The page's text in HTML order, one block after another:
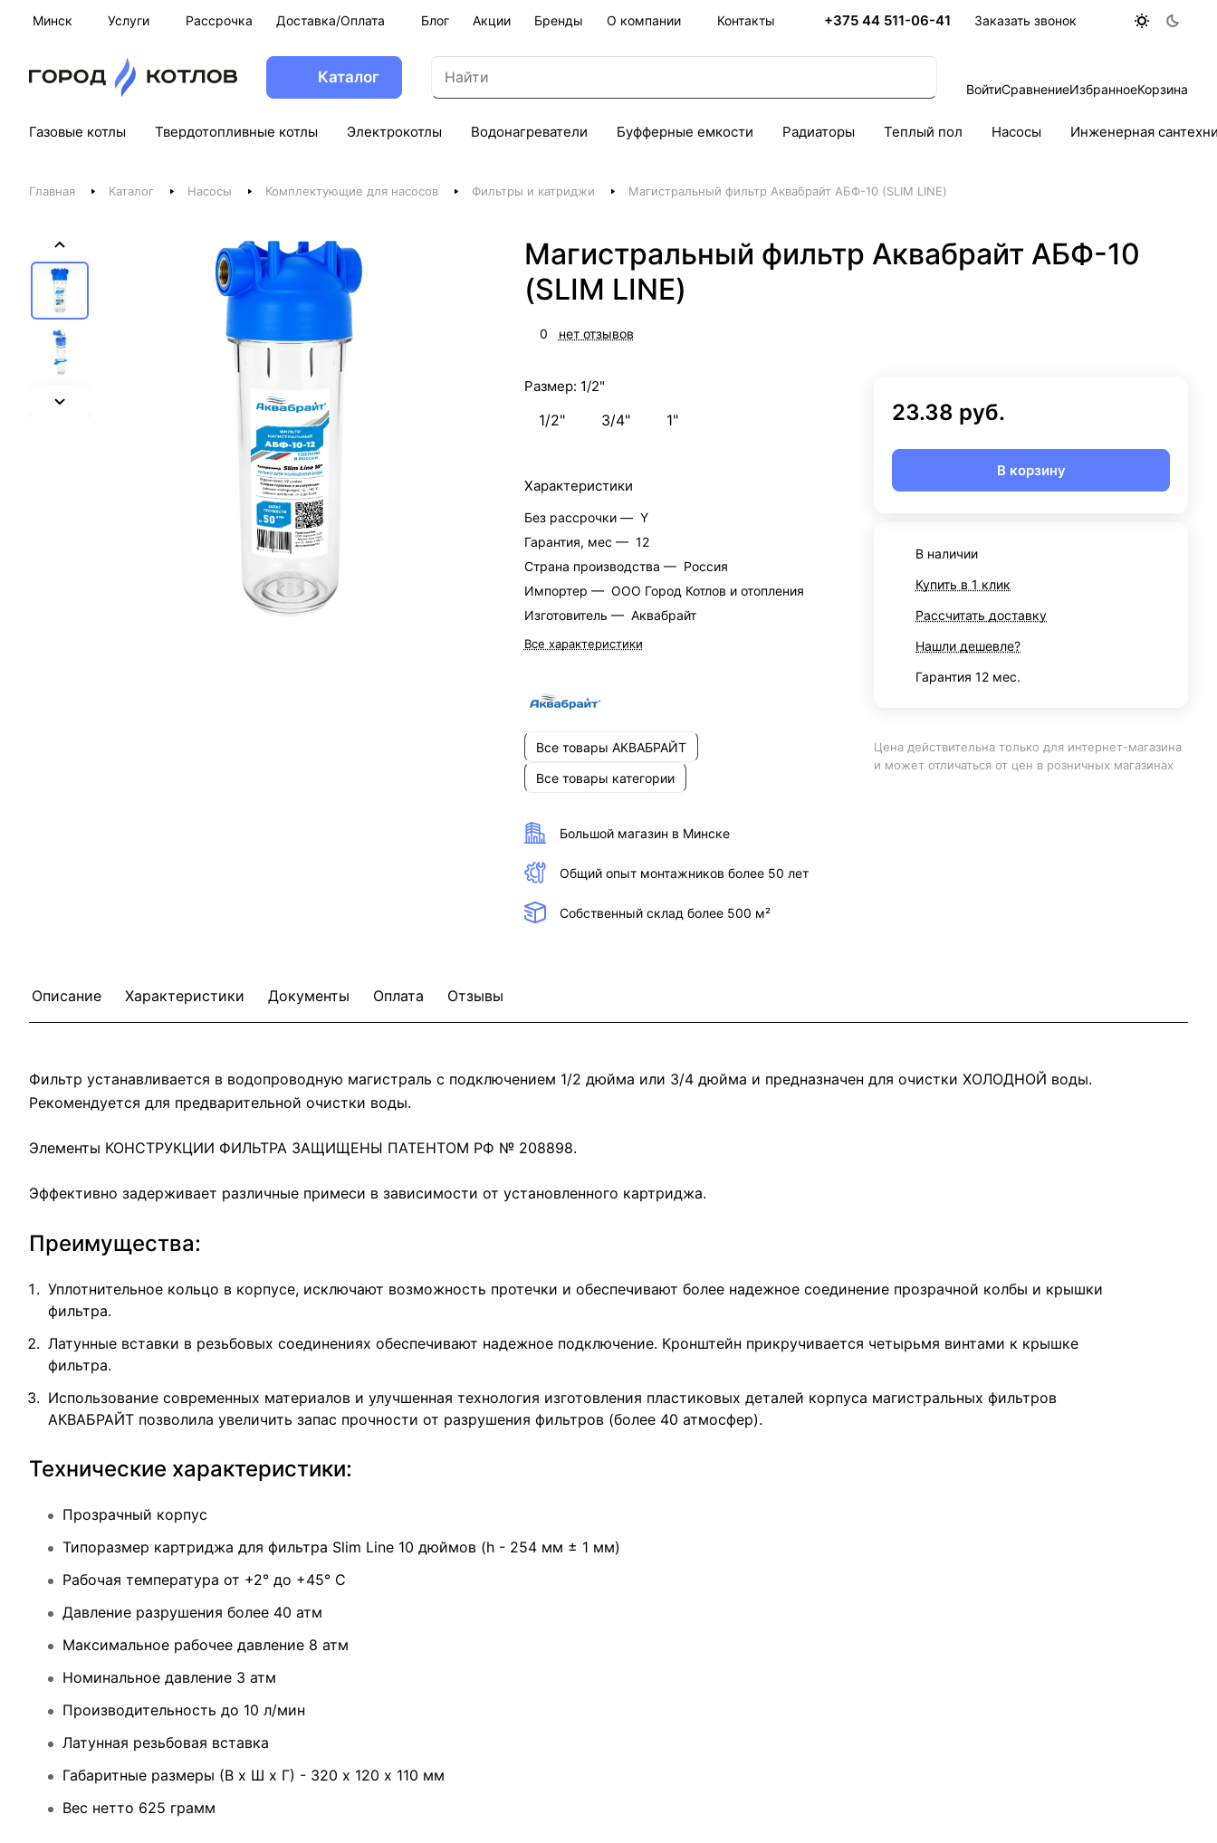
Минск Услуги Рассрочка Доставка/Оплата Блог Акции Бренды О компании Контакты +375 44 511-06-41 Заказать звонок
Каталог
ВойтиСравнениеИзбранноеКорзина
Газовые котлы Твердотопливные котлы Электрокотлы Водонагреватели Буфферные емкости Радиаторы Теплый пол Насосы Инженерная
Главная Каталог Насосы Комплектующие для насосов Фильтры и катриджи Магистральный фильтр Аквабрайт АБФ-10 (SLIM LINE)
Магистральный фильтр Аквабрайт АБФ-10
(SLIM LINE)
0 нет отзывов
Размер: 1/2"
1/2" 3/4" 1"
Характеристики
Без рассрочки — Y
Гарантия, мес — 12
Страна производства — Россия
Импортер — ООО Город Котлов и отопления
Изготовитель — Аквабрайт
Все характеристики
Все товары АКВАБРАЙТ
Все товары категории
Большой магазин в Минске
Общий опыт монтажников более 50 лет
Собственный склад более 500 м²
23.38 руб.
В корзину
В наличии
Купить в 1 клик
Рассчитать доставку
Нашли дешевле?
Гарантия 12 мес.
Цена действительна только для интернет-магазина
и может отличаться от цен в розничных магазинах
Описание Характеристики Документы Оплата Отзывы
Фильтр устанавливается в водопроводную магистраль c подключением 1/2 дюйма или 3/4 дюйма и предназначен для очистки ХОЛОДНОЙ воды.
Рекомендуется для предварительной очистки воды.
Элементы КОНСТРУКЦИИ ФИЛЬТРА ЗАЩИЩЕНЫ ПАТЕНТОМ РФ № 208898.
Эффективно задерживает различные примеси в зависимости от установленного картриджа.
Преимущества:
Уплотнительное кольцо в корпусе, исключают возможность протечки и обеспечивают более надежное соединение прозрачной колбы и крышки
фильтра.
Латунные вставки в резьбовых соединениях обеспечивают надежное подключение. Кронштейн прикручивается четырьмя винтами к крышке
фильтра.
Использование современных материалов и улучшенная технология изготовления пластиковых деталей корпуса магистральных фильтров
АКВАБРАЙТ позволила увеличить запас прочности от разрушения фильтров (более 40 атмосфер).
Технические характеристики:
Прозрачный корпус
Типоразмер картриджа для фильтра Slim Line 10 дюймов (h - 254 мм ± 1 мм)
Рабочая температура от +2° до +45° С
Давление разрушения более 40 атм
Максимальное рабочее давление 8 атм
Номинальное давление 3 атм
Производительность до 10 л/мин
Латунная резьбовая вставка
Габаритные размеры (В х Ш х Г) - 320 х 120 х 110 мм
Вес нетто 625 грамм